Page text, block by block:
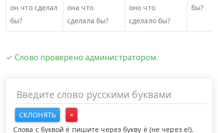
он что сделал
бы?
она что
сделала бы?
оно что
сделало бы?
бы?
✓ Слово проверено администратором.
СКЛОНЯТЬ
×
Слова с буквой ё пишите через букву ё (не через е!).